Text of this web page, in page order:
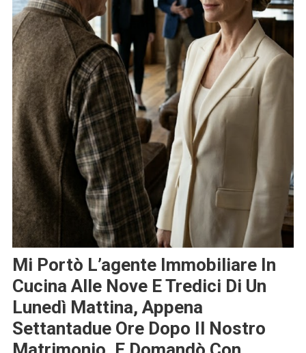
Mi Portò L’agente Immobiliare In
Cucina Alle Nove E Tredici Di Un
Lunedì Mattina, Appena
Settantadue Ore Dopo Il Nostro